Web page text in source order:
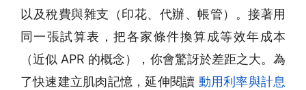
以及稅費與雜支（印花、代辦、帳管）。接著用
同一張試算表，把各家條件換算成等效年成本
（近似 APR 的概念），你會驚訝於差距之大。為
了快速建立肌肉記憶，延伸閱讀 動用利率與計息